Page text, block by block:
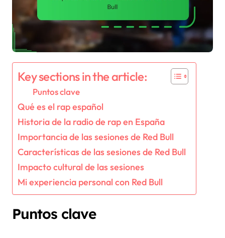
Key sections in the article:
Puntos clave
Qué es el rap español
Historia de la radio de rap en España
Importancia de las sesiones de Red Bull
Características de las sesiones de Red Bull
Impacto cultural de las sesiones
Mi experiencia personal con Red Bull
Puntos clave